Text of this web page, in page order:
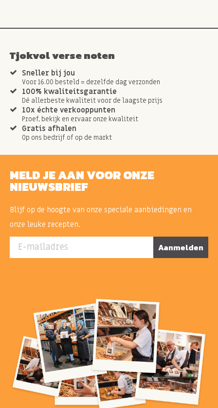
Tjokvol verse noten
Sneller bij jou
Voor 16.00 besteld = dezelfde dag verzonden
100% kwaliteitsgarantie
Dé allerbeste kwaliteit voor de laagste prijs
10x échte verkooppunten
Proef, bekijk en ervaar onze kwaliteit
Gratis afhalen
Op ons bedrijf of op de markt
MELD JE AAN VOOR ONZE
NIEUWSBRIEF
Blijf op de hoogte van onze speciale aanbiedingen en
onze leuke recepten.
E-mailadres Aanmelden